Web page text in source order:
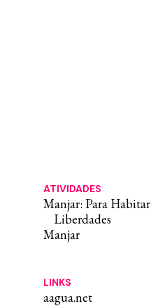
ATIVIDADES
Manjar: Para Habitar
Liberdades
Manjar
LINKS
aagua.net